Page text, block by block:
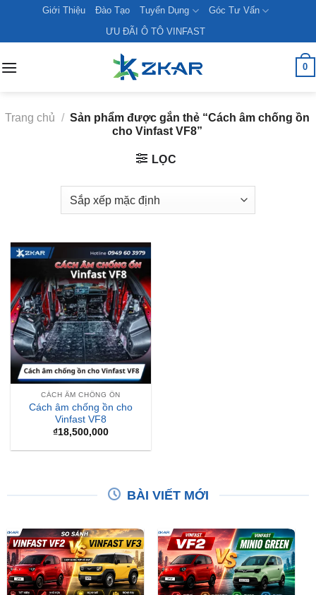
content
Giới Thiệu Đào Tạo Tuyển Dụng
Góc Tư Vấn
ƯU ĐÃI Ô TÔ VINFAST
0
Trang chủ / Sản phẩm được gắn thẻ “Cách âm chống ồn
cho Vinfast VF8”
LỌC
CÁCH ÂM CHỐNG ỒN
Cách âm chống ồn cho
Vinfast VF8
₫18,500,000
BÀI VIẾT MỚI